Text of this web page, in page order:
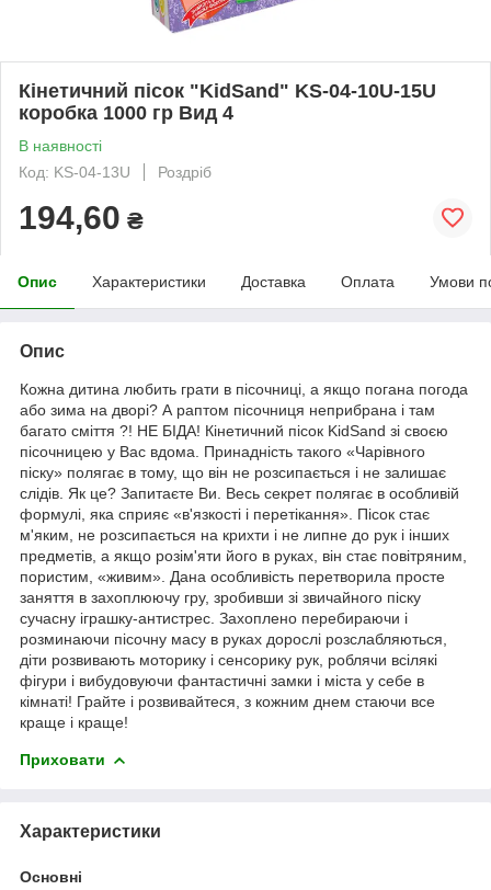
Кінетичний пісок "KidSand" KS-04-10U-15U
коробка 1000 гр Вид 4
В наявності
Код: KS-04-13U
Роздріб
194,60 ₴
Опис Характеристики Доставка Оплата Умови
Опис
Кожна дитина любить грати в пісочниці, а якщо погана погода
або зима на дворі? А раптом пісочниця неприбрана і там
багато сміття ?! НЕ БІДА! Кінетичний пісок KidSand зі своєю
пісочницею у Вас вдома. Принадність такого «Чарівного
піску» полягає в тому, що він не розсипається і не залишає
слідів. Як це? Запитаєте Ви. Весь секрет полягає в особливій
формулі, яка сприяє «в'язкості і перетікання». Пісок стає
м'яким, не розсипається на крихти і не липне до рук і інших
предметів, а якщо розім'яти його в руках, він стає повітряним,
пористим, «живим». Дана особливість перетворила просте
заняття в захоплюючу гру, зробивши зі звичайного піску
сучасну іграшку-антистрес. Захоплено перебираючи і
розминаючи пісочну масу в руках дорослі розслабляються,
діти розвивають моторику і сенсорику рук, роблячи всілякі
фігури і вибудовуючи фантастичні замки і міста у себе в
кімнаті! Грайте і розвивайтеся, з кожним днем ​​стаючи все
краще і краще!
Приховати
Характеристики
Основні